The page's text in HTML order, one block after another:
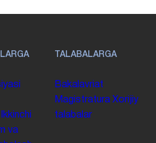
Ikkinchi
va
TALABALARGA
Bakalavriat
Magistratura Xorijiy
talabalar